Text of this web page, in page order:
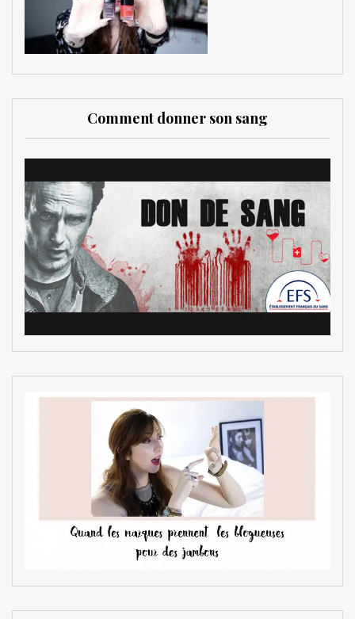
Comment donner son sang